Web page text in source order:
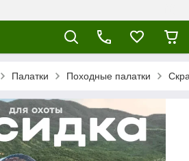
Палатки Походные палатки